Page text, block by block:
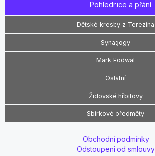
Pohlednice a přání
Dětské kresby z Terezína
Synagogy
Mark Podwal
Ostatní
Židovské hřbitovy
Sbírkové předměty
Obchodní podmínky
Odstoupeni od smlouvy